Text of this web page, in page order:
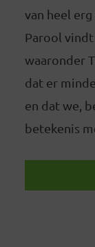
van heel
Parool
waaronder
dat er
en dat we,
betekenis